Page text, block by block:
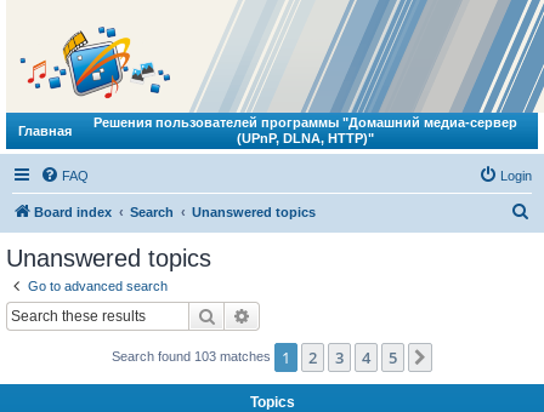
Главная
Решения пользователей программы "Домашний медиа-сервер
(UPnP, DLNA, HTTP)"
FAQ Login
Board index Search Unanswered topics
Unanswered topics
Go to advanced search
Search
Search found 103 matches 1 2 3 4 5
Topics